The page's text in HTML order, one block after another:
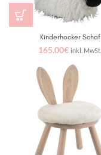
Kinderhocker Schaf
165.00€ inkl. MwSt.